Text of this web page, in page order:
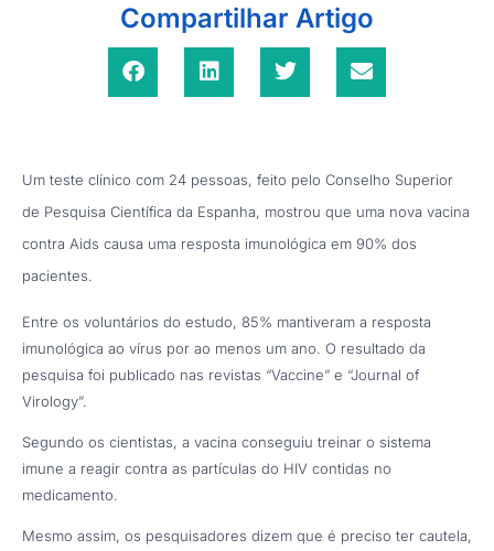
Compartilhar Artigo
Um teste clínico com 24 pessoas, feito pelo Conselho Superior
de Pesquisa Científica da Espanha, mostrou que uma nova vacina
contra Aids causa uma resposta imunológica em 90% dos
pacientes.
Entre os voluntários do estudo, 85% mantiveram a resposta
imunológica ao vírus por ao menos um ano. O resultado da
pesquisa foi publicado nas revistas “Vaccine” e “Journal of
Virology”.
Segundo os cientistas, a vacina conseguiu treinar o sistema
imune a reagir contra as partículas do HIV contidas no
medicamento.
Mesmo assim, os pesquisadores dizem que é preciso ter cautela,